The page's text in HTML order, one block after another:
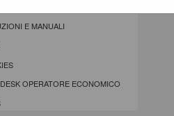
AREA RISERVATA SA
E MANUALI
OPERATORE ECONOMICO